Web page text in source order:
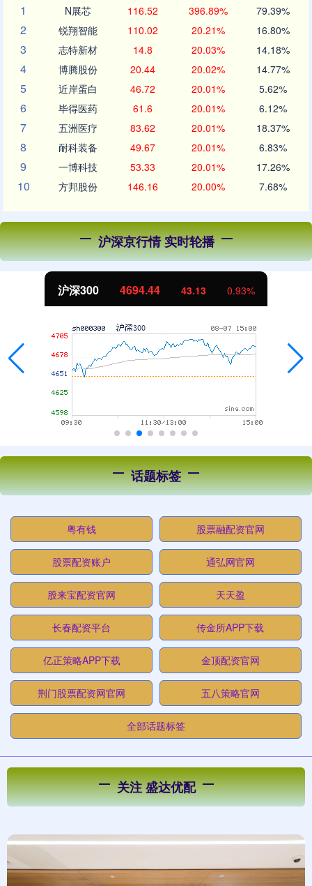
1
N展芯 116.52 396.89% 79.39%
2 锐翔智能 110.02 20.21% 16.80%
3 志特新材 14.8 20.03% 14.18%
4 博腾股份 20.44 20.02% 14.77%
5 近岸蛋白 46.72 20.01% 5.62%
6 毕得医药 61.6 20.01% 6.12%
7 五洲医疗 83.62 20.01% 18.37%
8 耐科装备 49.67 20.01% 6.83%
9 一博科技 53.33 20.01% 17.26%
10 方邦股份 146.16 20.00% 7.68%
沪深京行情 实时轮播
北证50 1134.24 11.37 1.01%
话题标签
粤有钱 股票融配资官网
股票配资账户 通弘网官网
股来宝配资官网 天天盈
长春配资平台 传金所APP下载
亿正策略APP下载 金顶配资官网
荆门股票配资网官网 五八策略官网
全部话题标签
关注 盛达优配